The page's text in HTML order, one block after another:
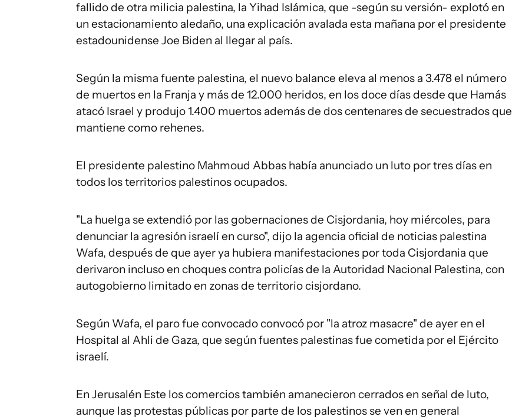
fallido de otra milicia palestina, la Yihad Islámica, que -según su versión- explotó en
un estacionamiento aledaño, una explicación avalada esta mañana por el presidente
estadounidense Joe Biden al llegar al país.
Según la misma fuente palestina, el nuevo balance eleva al menos a 3.478 el número
de muertos en la Franja y más de 12.000 heridos, en los doce días desde que Hamás
atacó Israel y produjo 1.400 muertos además de dos centenares de secuestrados que
mantiene como rehenes.
El presidente palestino Mahmoud Abbas había anunciado un luto por tres días en
todos los territorios palestinos ocupados.
"La huelga se extendió por las gobernaciones de Cisjordania, hoy miércoles, para
denunciar la agresión israelí en curso", dijo la agencia oficial de noticias palestina
Wafa, después de que ayer ya hubiera manifestaciones por toda Cisjordania que
derivaron incluso en choques contra policías de la Autoridad Nacional Palestina, con
autogobierno limitado en zonas de territorio cisjordano.
Según Wafa, el paro fue convocado convocó por "la atroz masacre" de ayer en el
Hospital al Ahli de Gaza, que según fuentes palestinas fue cometida por el Ejército
israelí.
En Jerusalén Este los comercios también amanecieron cerrados en señal de luto,
aunque las protestas públicas por parte de los palestinos se ven en general